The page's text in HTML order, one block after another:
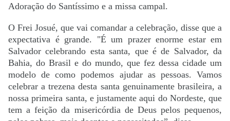
Adoração do Santíssimo e a missa campal.
O Frei Josué, que vai comandar a celebração, disse que a
expectativa é grande. "É um prazer enorme estar em
Salvador celebrando esta santa, que é de Salvador, da
Bahia, do Brasil e do mundo, que fez dessa cidade um
modelo de como podemos ajudar as pessoas. Vamos
celebrar a trezena desta santa genuinamente brasileira, a
nossa primeira santa, e justamente aqui do Nordeste, que
tem a feição da misericórdia de Deus pelos pequenos,